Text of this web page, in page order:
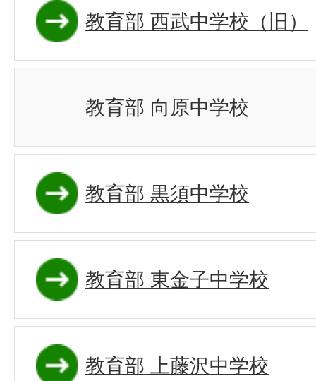
教育部 西武中学校（旧）
教育部 向原中学校
教育部 黒須中学校
教育部 東金子中学校
教育部 上藤沢中学校